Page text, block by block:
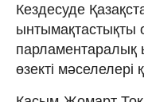
Кездесуде
ынтымақтастықты
парламентаралық
өзекті